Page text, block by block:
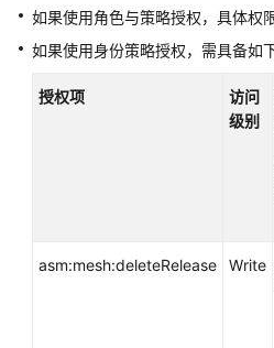
说
快
指
如果使用角色与策略授权，具体权
如果使用身份策略授权，需具备如
授权项
访问
级别
asm:mesh:deleteRelease Write